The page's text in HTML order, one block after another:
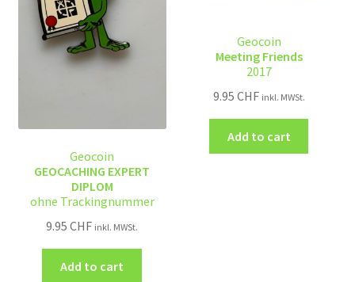
Geocoin
GEOCACHING EXPERT
DIPLOM
ohne Trackingnummer
9.95CHF inkl. MWSt.
Add to cart
Geocoin
Meeting Friends
2017
9.95 CHF inkl. MWSt.
Add to cart